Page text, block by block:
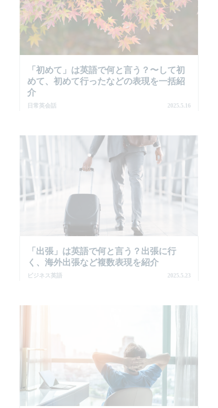
「初めて」は英語で何と言う？〜して初
めて、初めて行ったなどの表現を一括紹
介
日常英会話 2025.5.16
「出張」は英語で何と言う？出張に行
く、海外出張など複数表現を紹介
ビジネス英語 2025.5.23